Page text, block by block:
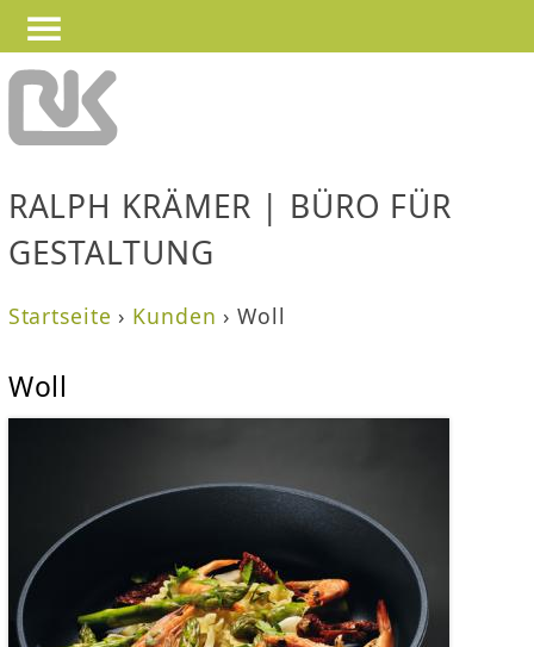
—
—
—
RALPH KRÄMER | BÜRO FÜR
GESTALTUNG
i
n
Startseite › Kunden ›Woll
Woll